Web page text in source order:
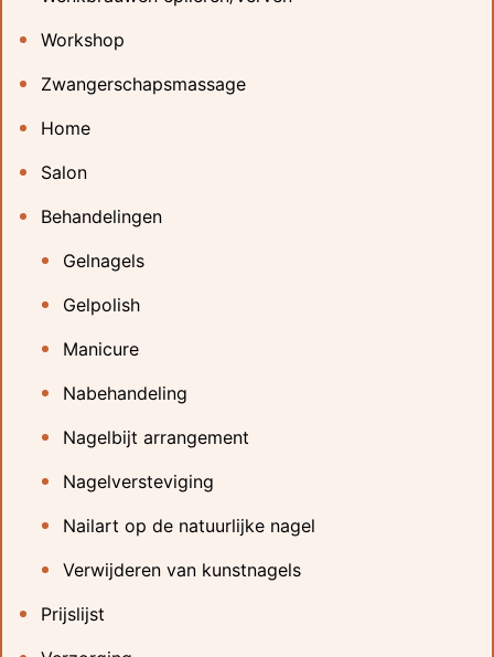
Workshop
Zwangerschapsmassage
Home
Salon
Behandelingen
Gelnagels
Gelpolish
Manicure
Nabehandeling
Nagelbijt arrangement
Nagelversteviging
Nailart op de natuurlijke nagel
Verwijderen van kunstnagels
Prijslijst